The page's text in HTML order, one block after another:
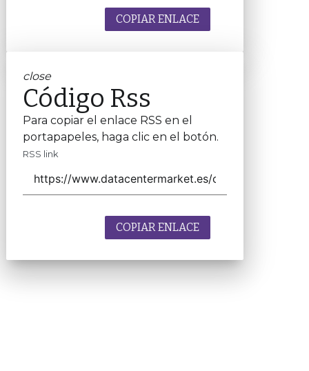
COPIAR ENLACE
close
Código Rss
Para copiar el enlace RSS en el
portapapeles, haga clic en el botón.
RSS link
COPIAR ENLACE